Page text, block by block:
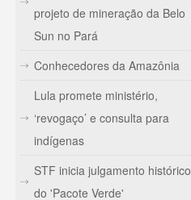
projeto de mineração da Belo
Sun no Pará
Conhecedores da Amazônia
Lula promete ministério,
‘revogaço’ e consulta para
indígenas
STF inicia julgamento histórico
do 'Pacote Verde'